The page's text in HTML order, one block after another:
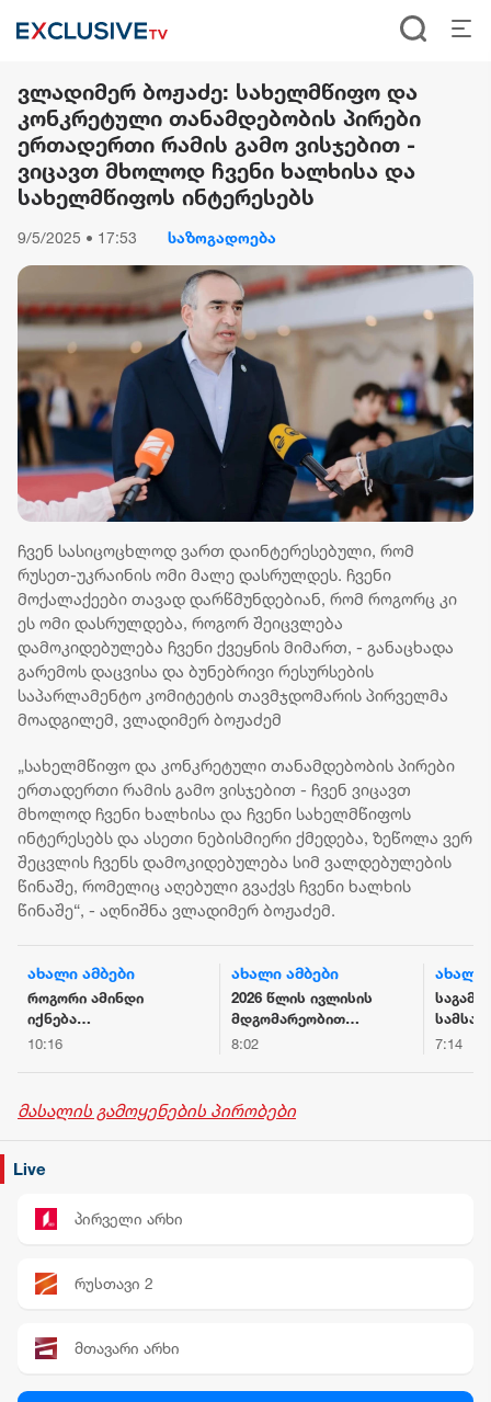
ვლადიმერ ბოჟაძე: სახელმწიფო და
კონკრეტული თანამდებობის პირები
ერთადერთი რამის გამო ვისჯებით -
ვიცავთ მხოლოდ ჩვენი ხალხისა და
სახელმწიფოს ინტერესებს
9/5/2025 • 17:53 საზოგადოება
ჩვენ სასიცოცხლოდ ვართ დაინტერესებული, რომ
რუსეთ-უკრაინის ომი მალე დასრულდეს. ჩვენი
მოქალაქეები თავად დარწმუნდებიან, რომ როგორც კი
ეს ომი დასრულდება, როგორ შეიცვლება
დამოკიდებულება ჩვენი ქვეყნის მიმართ, - განაცხადა
გარემოს დაცვისა და ბუნებრივი რესურსების
საპარლამენტო კომიტეტის თავმჯდომარის პირველმა
მოადგილემ, ვლადიმერ ბოჟაძემ
„სახელმწიფო და კონკრეტული თანამდებობის პირები
ერთადერთი რამის გამო ვისჯებით - ჩვენ ვიცავთ
მხოლოდ ჩვენი ხალხისა და ჩვენი სახელმწიფოს
ინტერესებს და ასეთი ნებისმიერი ქმედება, ზეწოლა ვერ
შეცვლის ჩვენს დამოკიდებულება სიმ ვალდებულების
წინაშე, რომელიც აღებული გვაქვს ჩვენი ხალხის
წინაშე“, - აღნიშნა ვლადიმერ ბოჟაძემ.
ახალი ამბები
როგორი ამინდი
იქნება
საქართველოს
10:16
ახალი ამბები
2026 წლის ივლისის
მდგომარეობით
საქართველოს
რეზერვები 7.5
მილიარდ აშშ
8:02
ახალი
7:14
მასალის გამოყენების პირობები
Live
პირველი არხი
რუსთავი 2
მთავარი არხი